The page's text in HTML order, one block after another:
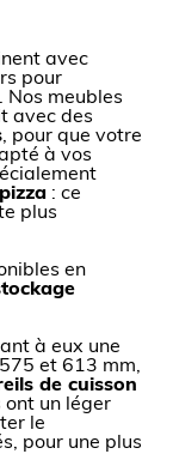
avec
pour
Nos meubles
avec des
, pour que votre
à vos
: ce
plus
en
à eux une
et 613 mm,
de cuisson
ont un léger
le
pour une plus